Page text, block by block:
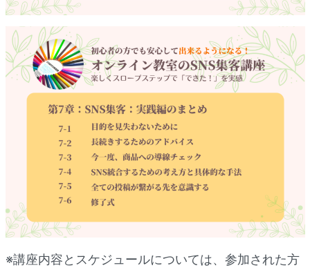
※講座内容とスケジュールについては、参加された方